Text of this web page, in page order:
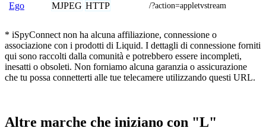
Ego MJPEG HTTP /?action=appletvstream
* iSpyConnect non ha alcuna affiliazione, connessione o
associazione con i prodotti di Liquid. I dettagli di connessione forniti
qui sono raccolti dalla comunità e potrebbero essere incompleti,
inesatti o obsoleti. Non forniamo alcuna garanzia o assicurazione
che tu possa connetterti alle tue telecamere utilizzando questi URL.
Altre marche che iniziano con "L"